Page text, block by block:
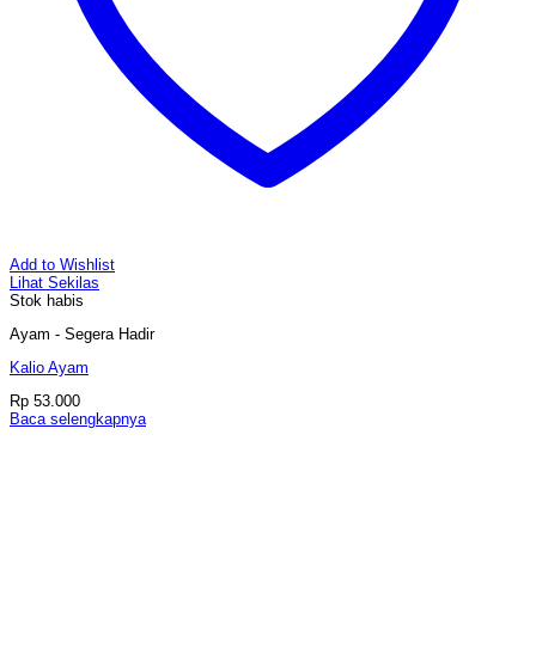
Add to Wishlist
Lihat Sekilas
Stok habis
Ayam - Segera Hadir
Kalio Ayam
Rp 53.000
Baca selengkapnya